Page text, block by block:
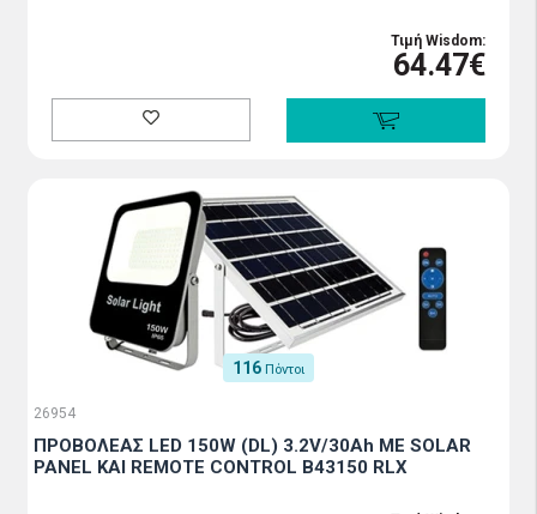
Τιμή Wisdom:
64.47€
116 Πόντοι
26954
ΠΡΟΒΟΛΕΑΣ LED 150W (DL) 3.2V/30Ah ΜΕ SOLAR
PANEL ΚΑΙ REMOTE CONTROL B43150 RLX